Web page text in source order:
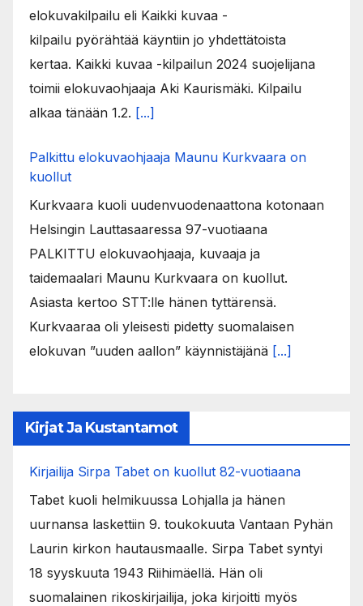
elokuvakilpailu eli Kaikki kuvaa -
kilpailu pyörähtää käyntiin jo yhdettätoista
kertaa. Kaikki kuvaa -kilpailun 2024 suojelijana
toimii elokuvaohjaaja Aki Kaurismäki. Kilpailu
alkaa tänään 1.2. [...]
Palkittu elokuvaohjaaja Maunu Kurkvaara on
kuollut
Kurkvaara kuoli uudenvuodenaattona kotonaan
Helsingin Lauttasaaressa 97-vuotiaana
PALKITTU elokuvaohjaaja, kuvaaja ja
taidemaalari Maunu Kurkvaara on kuollut.
Asiasta kertoo STT:lle hänen tyttärensä.
Kurkvaaraa oli yleisesti pidetty suomalaisen
elokuvan ”uuden aallon” käynnistäjänä [...]
Kirjat Ja Kustantamot
Kirjailija Sirpa Tabet on kuollut 82-vuotiaana
Tabet kuoli helmikuussa Lohjalla ja hänen
uurnansa laskettiin 9. toukokuuta Vantaan Pyhän
Laurin kirkon hautausmaalle. Sirpa Tabet syntyi
18 syyskuuta 1943 Riihimäellä. Hän oli
suomalainen rikoskirjailija, joka kirjoitti myös